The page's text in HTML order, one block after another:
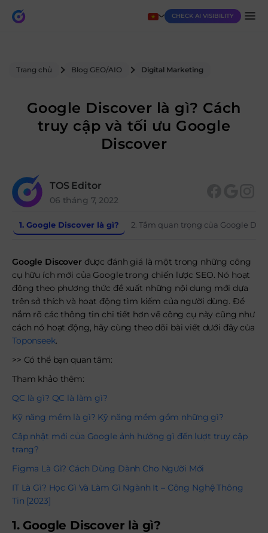
CHECK AI VISIBILITY
Trang chủ Blog GEO/AIO Digital Marketing
Google Discover là gì? Cách
truy cập và tối ưu Google
Discover
TOS Editor
06 tháng 7, 2022
1. Google Discover là gì? 2. Tầm quan trọng của Google
Google Discover được đánh giá là một trong những công
cụ hữu ích mới của Google trong chiến lược SEO. Nó hoạt
động theo phương thức đề xuất những nội dung mới dựa
trên sở thích và hoạt động tìm kiếm của người dùng. Để
nắm rõ các thông tin chi tiết hơn về công cụ này cũng như
cách nó hoạt động, hãy cùng theo dõi bài viết dưới đây của
Toponseek.
>> Có thể bạn quan tâm:
Tham khảo thêm:
QC là gì? QC là làm gì?
Kỹ năng mềm là gì? Kỹ năng mềm gồm những gì?
Cập nhật mới của Google ảnh hưởng gì đến lượt truy cập
trang?
Figma Là Gì? Cách Dùng Dành Cho Người Mới
IT Là Gì? Học Gì Và Làm Gì Ngành It – Công Nghệ Thông
Tin [2023]
1. Google Discover là gì?